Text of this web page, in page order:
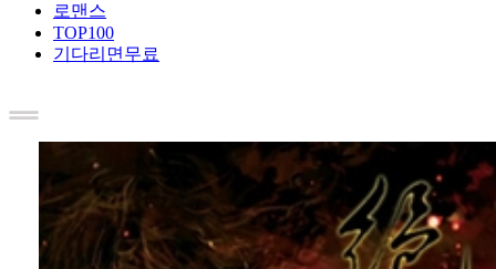
로맨스
TOP100
기다리면무료